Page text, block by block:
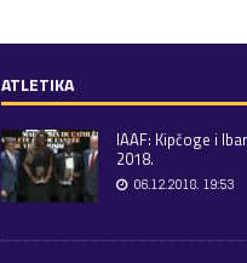
ATLETIKA
IAAF: Kipčoge i
2018.
06.12.2018. 19:53